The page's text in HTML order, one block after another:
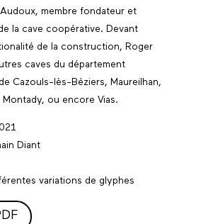
membre fondateur et
la cave coopérative. Devant
de la construction, Roger
caves du département
Cazouls-lès-Béziers, Maureilhan,
ou encore Vias.
Diant
variations de glyphes